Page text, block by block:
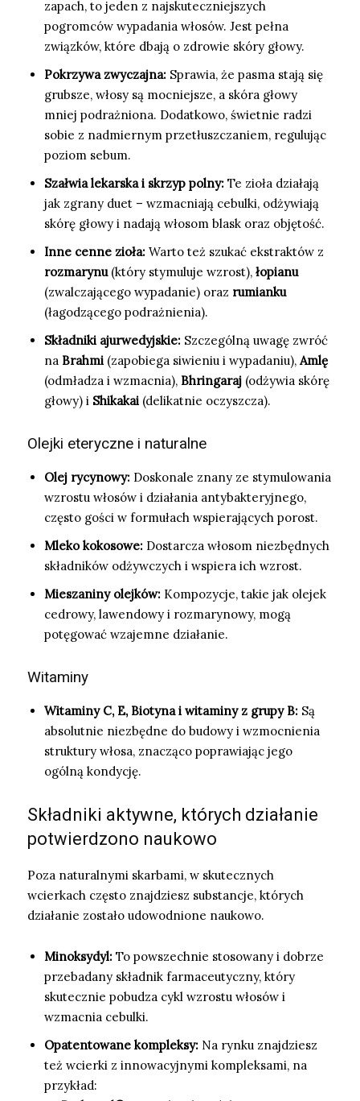
zapach, to jeden z najskuteczniejszych
pogromców wypadania włosów. Jest pełna
związków, które dbają o zdrowie skóry głowy.
Pokrzywa zwyczajna: Sprawia, że pasma stają się
grubsze, włosy są mocniejsze, a skóra głowy
mniej podrażniona. Dodatkowo, świetnie radzi
sobie z nadmiernym przetłuszczaniem, regulując
poziom sebum.
Szałwia lekarska i skrzyp polny: Te zioła działają
jak zgrany duet – wzmacniają cebulki, odżywiają
skórę głowy i nadają włosom blask oraz objętość.
Inne cenne zioła: Warto też szukać ekstraktów z
rozmarynu(który stymuluje wzrost), łopianu
(zwalczającego wypadanie) oraz rumianku
(łagodzącego podrażnienia).
Składniki ajurwedyjskie: Szczególną uwagę zwróć
na Brahmi (zapobiega siwieniu i wypadaniu),Amlę
(odmładza i wzmacnia), Bhringaraj (odżywia skórę
głowy) i Shikakai (delikatnie oczyszcza).
Olejki eteryczne i naturalne
Olej rycynowy: Doskonale znany ze stymulowania
wzrostu włosów i działania antybakteryjnego,
często gości w formułach wspierających porost.
Mleko kokosowe: Dostarcza włosom niezbędnych
składników odżywczych i wspiera ich wzrost.
Mieszaniny olejków: Kompozycje, takie jak olejek
cedrowy, lawendowy i rozmarynowy, mogą
potęgować wzajemne działanie.
Witaminy
Witaminy C, E, Biotyna i witaminy z grupy B: Są
absolutnie niezbędne do budowy i wzmocnienia
struktury włosa, znacząco poprawiając jego
ogólną kondycję.
Składniki aktywne, których działanie
potwierdzono naukowo
Poza naturalnymi skarbami, w skutecznych
wcierkach często znajdziesz substancje, których
działanie zostało udowodnione naukowo.
Minoksydyl: To powszechnie stosowany i dobrze
przebadany składnik farmaceutyczny, który
skutecznie pobudza cykl wzrostu włosów i
wzmacnia cebulki.
Opatentowane kompleksy: Na rynku znajdziesz
też wcierki z innowacyjnymi kompleksami, na
przykład: